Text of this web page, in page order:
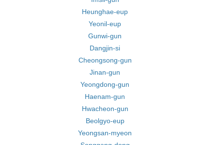
Heunghae-eup
Yeonil-eup
Gunwi-gun
Dangjin-si
Cheongsong-gun
Jinan-gun
Yeongdong-gun
Haenam-gun
Hwacheon-gun
Beolgyo-eup
Yeongsan-myeon